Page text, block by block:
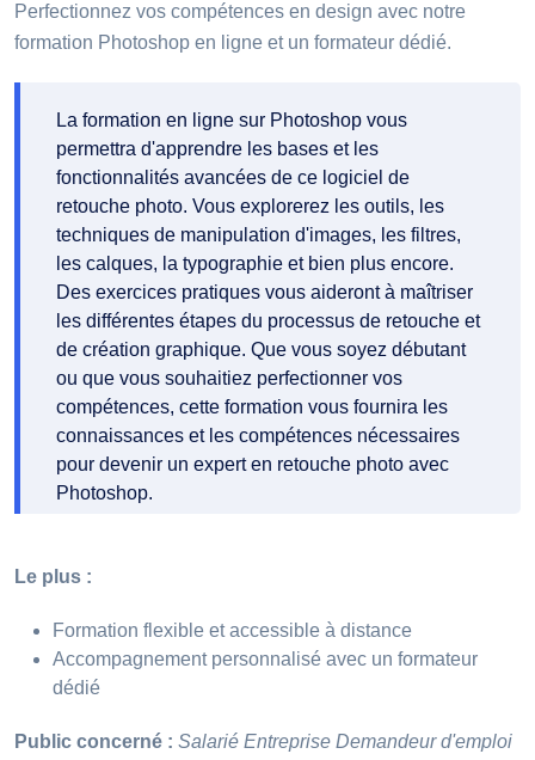
Perfectionnez vos compétences en design avec notre
formation Photoshop en ligne et un formateur dédié.
La formation en ligne sur Photoshop vous
permettra d'apprendre les bases et les
fonctionnalités avancées de ce logiciel de
retouche photo. Vous explorerez les outils, les
techniques de manipulation d'images, les filtres,
les calques, la typographie et bien plus encore.
Des exercices pratiques vous aideront à maîtriser
les différentes étapes du processus de retouche et
de création graphique. Que vous soyez débutant
ou que vous souhaitiez perfectionner vos
compétences, cette formation vous fournira les
connaissances et les compétences nécessaires
pour devenir un expert en retouche photo avec
Photoshop.
Le plus :
Formation flexible et accessible à distance
Accompagnement personnalisé avec un formateur
dédié
Public concerné : Salarié Entreprise Demandeur d'emploi